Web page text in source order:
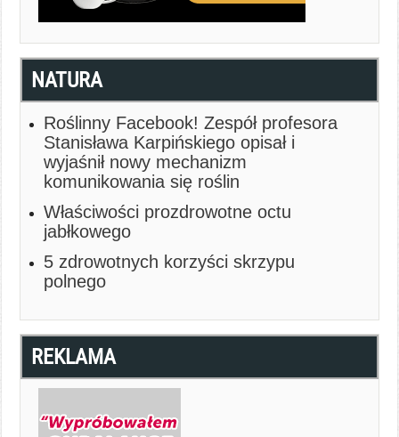
NATURA
Roślinny Facebook! Zespół profesora
Stanisława Karpińskiego opisał i
wyjaśnił nowy mechanizm
komunikowania się roślin
Właściwości prozdrowotne octu
jabłkowego
5 zdrowotnych korzyści skrzypu
polnego
REKLAMA